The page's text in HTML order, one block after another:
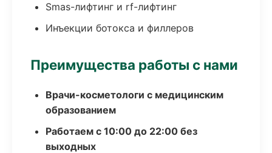
Smas-лифтинг и rf-лифтинг
Инъекции ботокса и филлеров
Преимущества работы с нами
Врачи-косметологи с медицинским
образованием
Работаем с 10:00 до 22:00 без
выходных